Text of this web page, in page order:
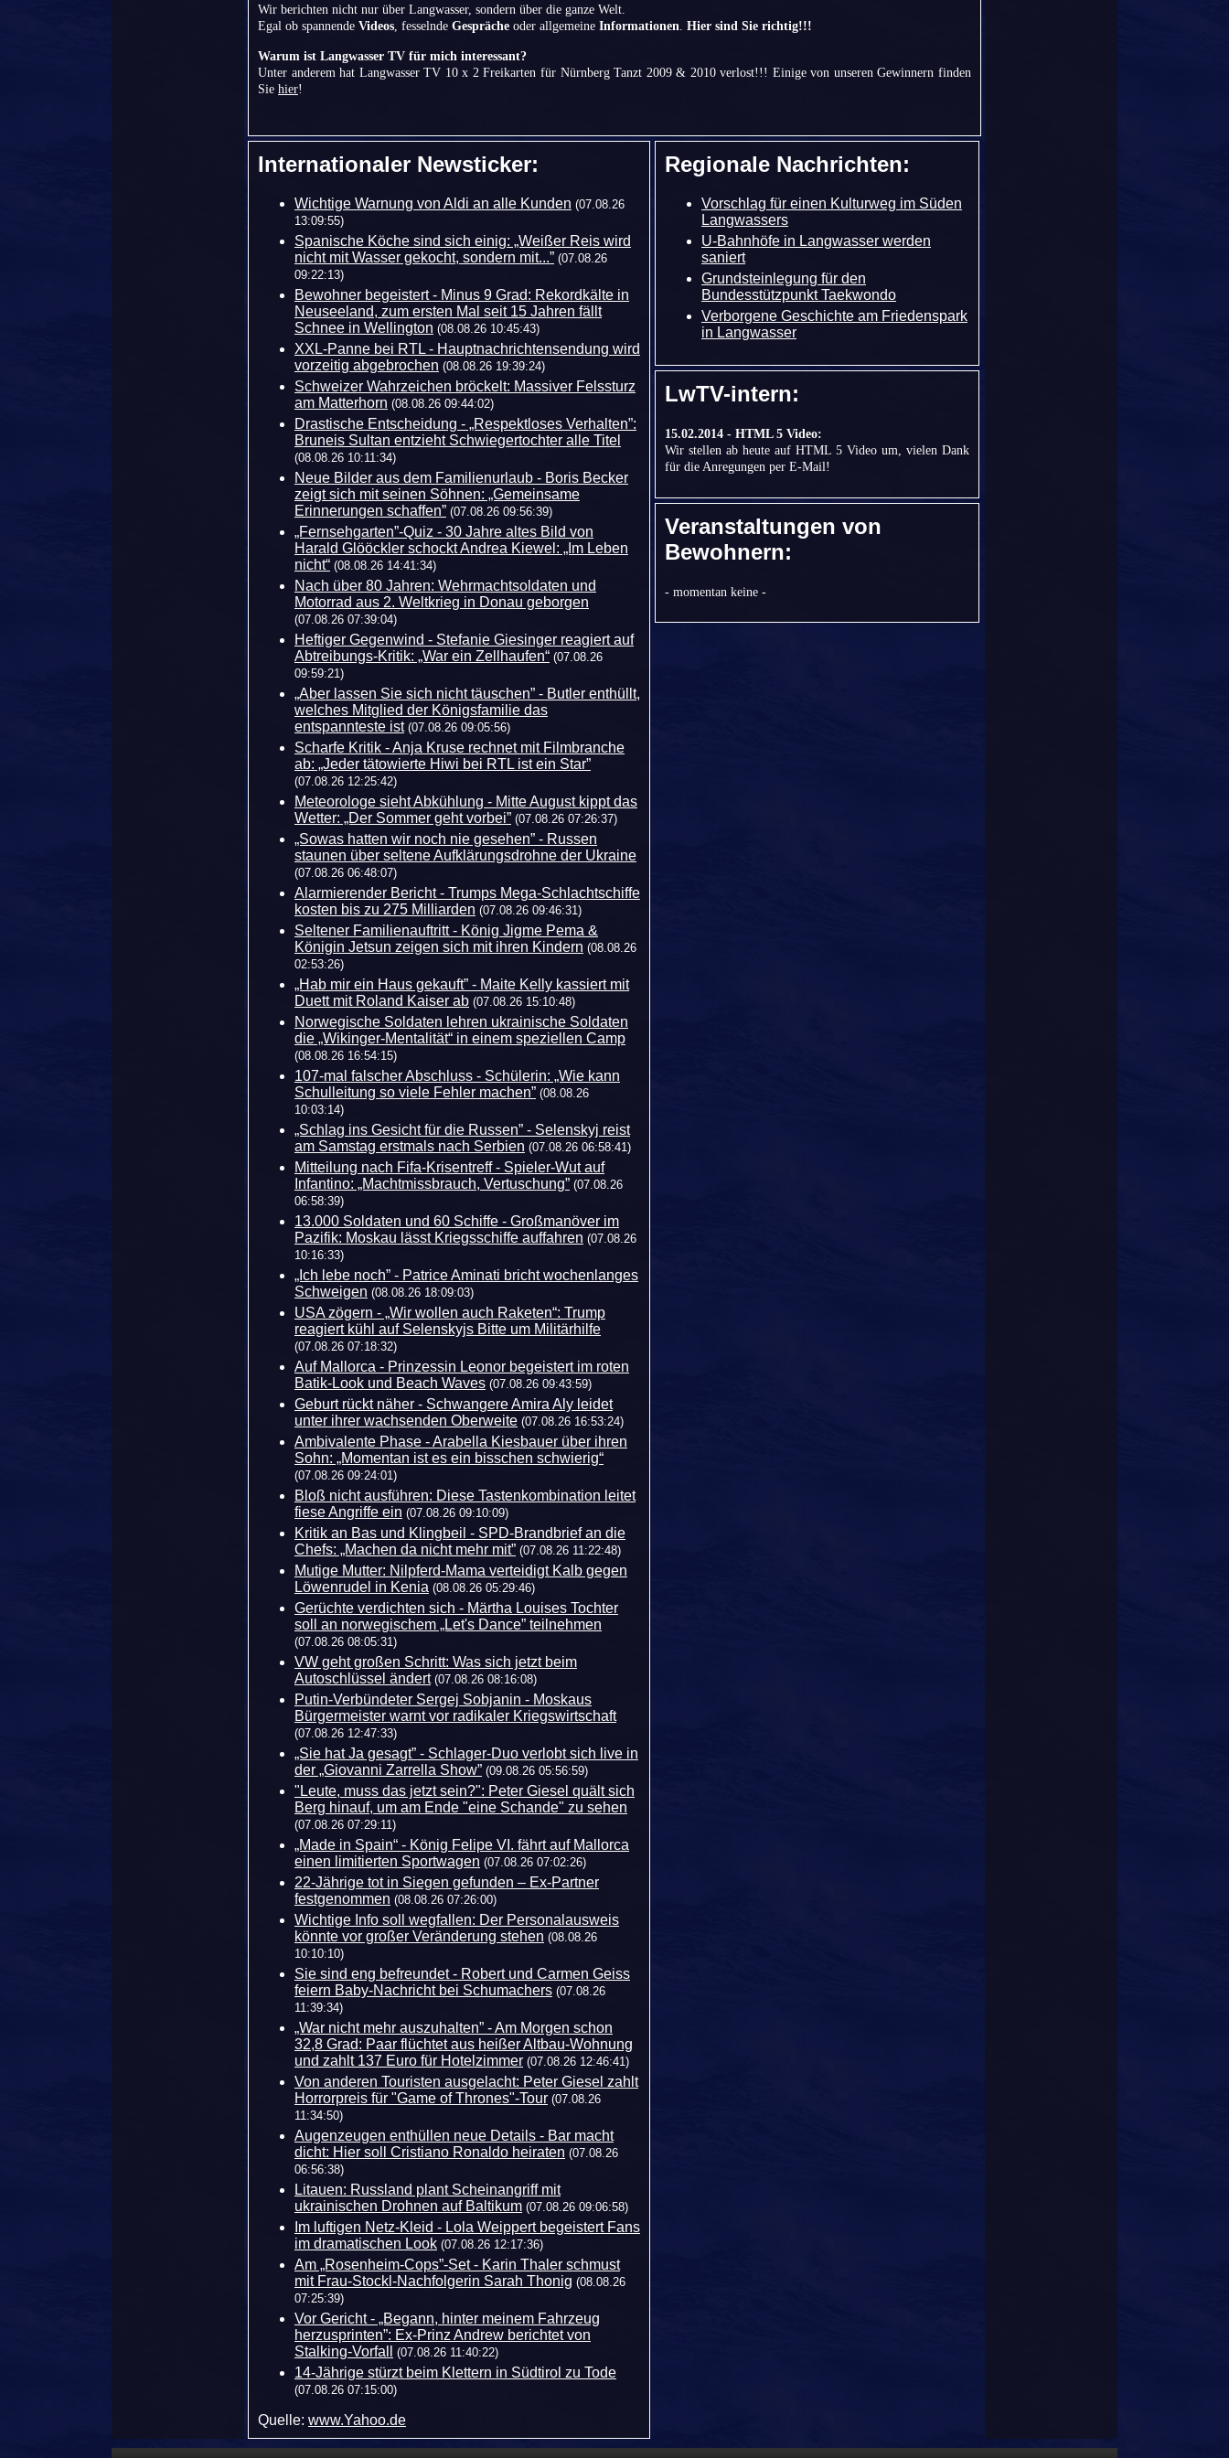
Wir berichten nicht nur über Langwasser, sondern über die ganze Welt.
Egal ob spannende Videos, fesselnde Gespräche oder allgemeine Informationen. Hier sind Sie richtig!!!
Warum ist Langwasser TV für mich interessant?
Unter anderem hat Langwasser TV 10 x 2 Freikarten für Nürnberg Tanzt 2009 & 2010 verlost!!! Einige von unseren Gewinnern finden
Sie hier!
Internationaler Newsticker:
Wichtige Warnung von Aldi an alle Kunden (07.08.26
13:09:55)
Spanische Köche sind sich einig: „Weißer Reis wird
nicht mit Wasser gekocht, sondern mit...” (07.08.26
09:22:13)
Bewohner begeistert - Minus 9 Grad: Rekordkälte in
Neuseeland, zum ersten Mal seit 15 Jahren fällt
Schnee in Wellington (08.08.26 10:45:43)
XXL-Panne bei RTL - Hauptnachrichtensendung wird
vorzeitig abgebrochen (08.08.26 19:39:24)
Schweizer Wahrzeichen bröckelt: Massiver Felssturz
am Matterhorn (08.08.26 09:44:02)
Drastische Entscheidung - „Respektloses Verhalten”:
Bruneis Sultan entzieht Schwiegertochter alle Titel
(08.08.26 10:11:34)
Neue Bilder aus dem Familienurlaub - Boris Becker
zeigt sich mit seinen Söhnen: „Gemeinsame
Erinnerungen schaffen” (07.08.26 09:56:39)
„Fernsehgarten”-Quiz - 30 Jahre altes Bild von
Harald Glööckler schockt Andrea Kiewel: „Im Leben
nicht“ (08.08.26 14:41:34)
Nach über 80 Jahren: Wehrmachtsoldaten und
Motorrad aus 2. Weltkrieg in Donau geborgen
(07.08.26 07:39:04)
Heftiger Gegenwind - Stefanie Giesinger reagiert auf
Abtreibungs-Kritik: „War ein Zellhaufen“ (07.08.26
09:59:21)
„Aber lassen Sie sich nicht täuschen” - Butler enthüllt,
welches Mitglied der Königsfamilie das
entspannteste ist (07.08.26 09:05:56)
Scharfe Kritik - Anja Kruse rechnet mit Filmbranche
ab: „Jeder tätowierte Hiwi bei RTL ist ein Star”
(07.08.26 12:25:42)
Meteorologe sieht Abkühlung - Mitte August kippt das
Wetter: „Der Sommer geht vorbei” (07.08.26 07:26:37)
„Sowas hatten wir noch nie gesehen” - Russen
staunen über seltene Aufklärungsdrohne der Ukraine
(07.08.26 06:48:07)
Alarmierender Bericht - Trumps Mega-Schlachtschiffe
kosten bis zu 275 Milliarden (07.08.26 09:46:31)
Seltener Familienauftritt - König Jigme Pema &
Königin Jetsun zeigen sich mit ihren Kindern (08.08.26
02:53:26)
„Hab mir ein Haus gekauft” - Maite Kelly kassiert mit
Duett mit Roland Kaiser ab (07.08.26 15:10:48)
Norwegische Soldaten lehren ukrainische Soldaten
die „Wikinger-Mentalität“ in einem speziellen Camp
(08.08.26 16:54:15)
107-mal falscher Abschluss - Schülerin: „Wie kann
Schulleitung so viele Fehler machen” (08.08.26
10:03:14)
„Schlag ins Gesicht für die Russen” - Selenskyj reist
am Samstag erstmals nach Serbien (07.08.26 06:58:41)
Mitteilung nach Fifa-Krisentreff - Spieler-Wut auf
Infantino: „Machtmissbrauch, Vertuschung” (07.08.26
06:58:39)
13.000 Soldaten und 60 Schiffe - Großmanöver im
Pazifik: Moskau lässt Kriegsschiffe auffahren (07.08.26
10:16:33)
„Ich lebe noch” - Patrice Aminati bricht wochenlanges
Schweigen (08.08.26 18:09:03)
USA zögern - „Wir wollen auch Raketen“: Trump
reagiert kühl auf Selenskyjs Bitte um Militärhilfe
(07.08.26 07:18:32)
Auf Mallorca - Prinzessin Leonor begeistert im roten
Batik-Look und Beach Waves (07.08.26 09:43:59)
Geburt rückt näher - Schwangere Amira Aly leidet
unter ihrer wachsenden Oberweite (07.08.26 16:53:24)
Ambivalente Phase - Arabella Kiesbauer über ihren
Sohn: „Momentan ist es ein bisschen schwierig“
(07.08.26 09:24:01)
Bloß nicht ausführen: Diese Tastenkombination leitet
fiese Angriffe ein (07.08.26 09:10:09)
Kritik an Bas und Klingbeil - SPD-Brandbrief an die
Chefs: „Machen da nicht mehr mit” (07.08.26 11:22:48)
Mutige Mutter: Nilpferd-Mama verteidigt Kalb gegen
Löwenrudel in Kenia (08.08.26 05:29:46)
Gerüchte verdichten sich - Märtha Louises Tochter
soll an norwegischem „Let's Dance” teilnehmen​
(07.08.26 08:05:31)
VW geht großen Schritt: Was sich jetzt beim
Autoschlüssel ändert (07.08.26 08:16:08)
Putin-Verbündeter Sergej Sobjanin - Moskaus
Bürgermeister warnt vor radikaler Kriegswirtschaft
(07.08.26 12:47:33)
„Sie hat Ja gesagt” - Schlager-Duo verlobt sich live in
der „Giovanni Zarrella Show” (09.08.26 05:56:59)
"Leute, muss das jetzt sein?": Peter Giesel quält sich
Berg hinauf, um am Ende "eine Schande" zu sehen
(07.08.26 07:29:11)
„Made in Spain“ - König Felipe VI. fährt auf Mallorca
einen limitierten Sportwagen (07.08.26 07:02:26)
22-Jährige tot in Siegen gefunden – Ex-Partner
festgenommen (08.08.26 07:26:00)
Wichtige Info soll wegfallen: Der Personalausweis
könnte vor großer Veränderung stehen (08.08.26
10:10:10)
Sie sind eng befreundet - Robert und Carmen Geiss
feiern Baby-Nachricht bei Schumachers (07.08.26
11:39:34)
„War nicht mehr auszuhalten” - Am Morgen schon
32,8 Grad: Paar flüchtet aus heißer Altbau-Wohnung
und zahlt 137 Euro für Hotelzimmer (07.08.26 12:46:41)
Von anderen Touristen ausgelacht: Peter Giesel zahlt
Horrorpreis für "Game of Thrones"-Tour (07.08.26
11:34:50)
Augenzeugen enthüllen neue Details - Bar macht
dicht: Hier soll Cristiano Ronaldo heiraten (07.08.26
06:56:38)
Litauen: Russland plant Scheinangriff mit
ukrainischen Drohnen auf Baltikum (07.08.26 09:06:58)
Im luftigen Netz-Kleid - Lola Weippert begeistert Fans
im dramatischen Look (07.08.26 12:17:36)
Am „Rosenheim-Cops”-Set - Karin Thaler schmust
mit Frau-Stockl-Nachfolgerin Sarah Thonig (08.08.26
07:25:39)
Vor Gericht - „Begann, hinter meinem Fahrzeug
herzusprinten”: Ex-Prinz Andrew berichtet von
Stalking-Vorfall
(07.08.26 11:40:22)
14-Jährige stürzt beim Klettern in Südtirol zu Tode
(07.08.26 07:15:00)
Quelle: www.Yahoo.de
Regionale Nachrichten:
Vorschlag für einen Kulturweg im Süden
Langwassers
U-Bahnhöfe in Langwasser werden
saniert
Grundsteinlegung für den
Bundesstützpunkt Taekwondo
Verborgene Geschichte am Friedenspark
in Langwasser
LwTV-intern:
15.02.2014 - HTML 5 Video:
Wir stellen ab heute auf HTML 5 Video um, vielen Dank
für die Anregungen per E-Mail!
Veranstaltungen von
Bewohnern:
- momentan keine -